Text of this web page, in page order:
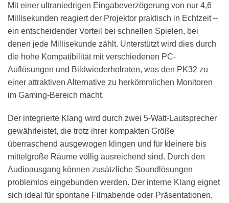
Mit einer ultraniedrigen Eingabeverzögerung von nur 4,6
Millisekunden reagiert der Projektor praktisch in Echtzeit –
ein entscheidender Vorteil bei schnellen Spielen, bei
denen jede Millisekunde zählt. Unterstützt wird dies durch
die hohe Kompatibilität mit verschiedenen PC-
Auflösungen und Bildwiederholraten, was den PK32 zu
einer attraktiven Alternative zu herkömmlichen Monitoren
im Gaming-Bereich macht.
Der integrierte Klang wird durch zwei 5-Watt-Lautsprecher
gewährleistet, die trotz ihrer kompakten Größe
überraschend ausgewogen klingen und für kleinere bis
mittelgroße Räume völlig ausreichend sind. Durch den
Audioausgang können zusätzliche Soundlösungen
problemlos eingebunden werden. Der interne Klang eignet
sich ideal für spontane Filmabende oder Präsentationen,